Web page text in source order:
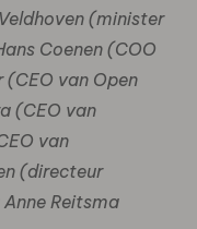
(minister
Coenen (COO
(CEO van Open
(CEO van
van
(directeur
Reitsma